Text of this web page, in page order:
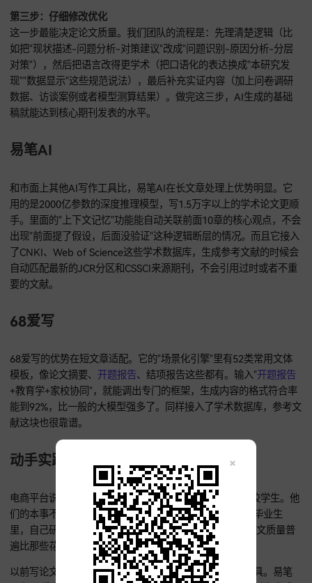
初稿生成后，要重点看三个方面：逻辑是不是连贯（各部分是
都围绕研究问题展开）、数据是不是新（引用的文献是不是近
心期刊的）、观点是不是原创（有没有明显拼凑别人观点的情
况）。拿68爱写生成的文献综述来说，它里面的"学术查重预筛
会自动标注重复率超过15%的段落，提醒用户改改说法，避免
重出问题。
第三步：仔细修改优化
这一步最能决定论文质量。我们团队的流程是：先理清楚逻辑
对策"），然后把语言改得更学术（把口语化的表达换成"本研
现""数据显示"这些规范说法），最后补充实证内容（加上问卷
数据、访谈案例或者模型测算结果）。做完这三步，AI生成的
稿就能达到核心期刊发表的水平。
易笔AI
和市面上其他AI写作工具比，易笔AI在长文章处理上优势明显
手。里面的"上下文记忆"功能能自动关联前面10章的核心观点
出现"前面提了假设，后面没验证"这种逻辑断层的情况。而且
了CNKI、Web of Science这些学术数据库，生成参考文献的
自动匹配最新的JCR分区和CSSCI来源期刊，不会引用过时或者
要的文献。
68爱写的优势在短文章适配。它的"场景化引擎"里有52类常用
模板，像论文摘要、开题报告、结项报告这些都有。输入"
+教育学+家校协同"，就能调出专门的框架，生成内容的格式符
能到92%，比一般的大模型强多了。同样接入了学术数据库，